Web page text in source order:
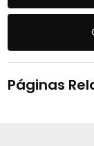
Páginas